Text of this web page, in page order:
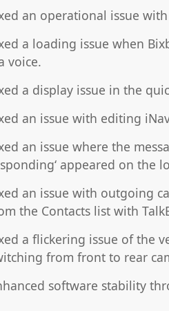
an operational issue
a loading issue when
voice.
a display issue in the
an issue with editing
an issue where the
appeared on the
an issue with outgoing
the Contacts list with
a flickering issue of the
from front to rear
software stability